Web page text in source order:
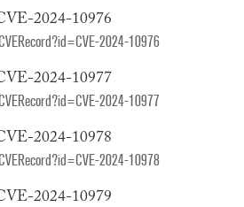
2024-10976
2024-10976
2024-10977
2024-10977
2024-10978
2024-10978
2024-10979